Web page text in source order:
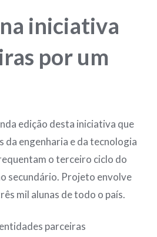
iniciativa
por um
edição desta iniciativa que
da engenharia e da tecnologia
o terceiro ciclo do
secundário. Projeto envolve
mil alunas de todo o país.
parceiras